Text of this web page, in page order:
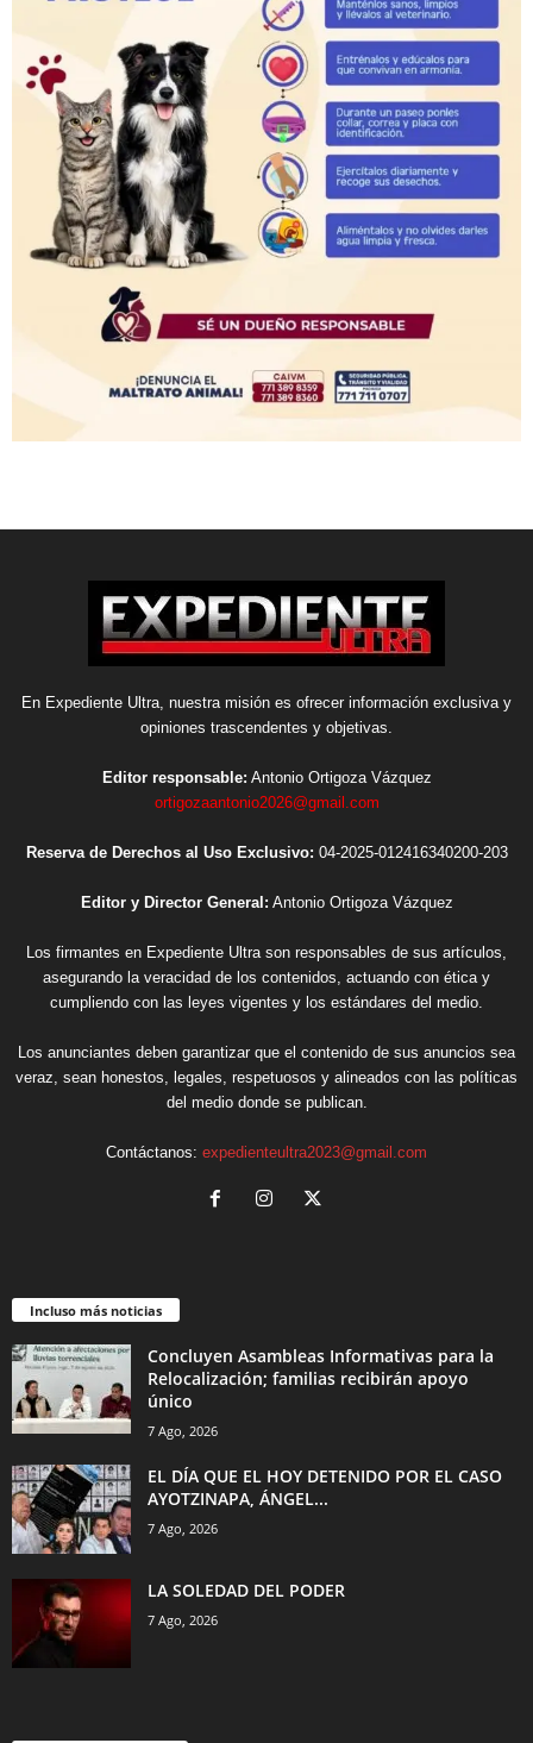
En Expediente Ultra, nuestra misión es ofrecer información exclusiva y
opiniones trascendentes y objetivas.
Editor responsable: Antonio Ortigoza Vázquez
ortigozaantonio2026@gmail.com
Reserva de Derechos al Uso Exclusivo: 04-2025-012416340200-203
Editor y Director General: Antonio Ortigoza Vázquez
Los firmantes en Expediente Ultra son responsables de sus artículos,
asegurando la veracidad de los contenidos, actuando con ética y
cumpliendo con las leyes vigentes y los estándares del medio.
Los anunciantes deben garantizar que el contenido de sus anuncios sea
veraz, sean honestos, legales, respetuosos y alineados con las políticas
del medio donde se publican.
Contáctanos: expedienteultra2023@gmail.com
Incluso más noticias
Concluyen Asambleas Informativas para la
Relocalización; familias recibirán apoyo
único
7 Ago, 2026
EL DÍA QUE EL HOY DETENIDO POR EL CASO
AYOTZINAPA, ÁNGEL...
7 Ago, 2026
LA SOLEDAD DEL PODER
7 Ago, 2026